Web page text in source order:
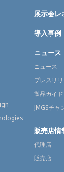
展示会レ
導入事例
ニュース
ニュース
プレスリ
製品ガイド
JMGSチャ
販売店情
代理店
販売店